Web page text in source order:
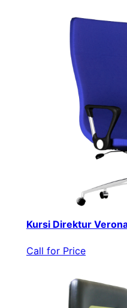
Kursi Direktur
Call for Price